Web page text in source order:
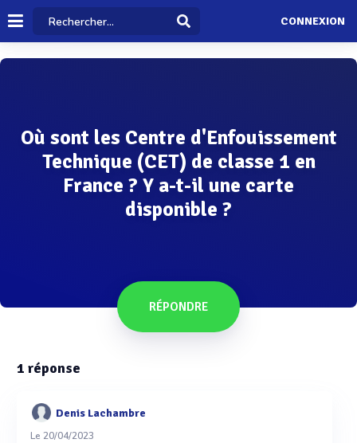
CONNEXION
Où sont les Centre d'Enfouissement
Technique (CET) de classe 1 en
France ? Y a-t-il une carte
disponible ?
RÉPONDRE
1 réponse
Denis Lachambre
Le 20/04/2023